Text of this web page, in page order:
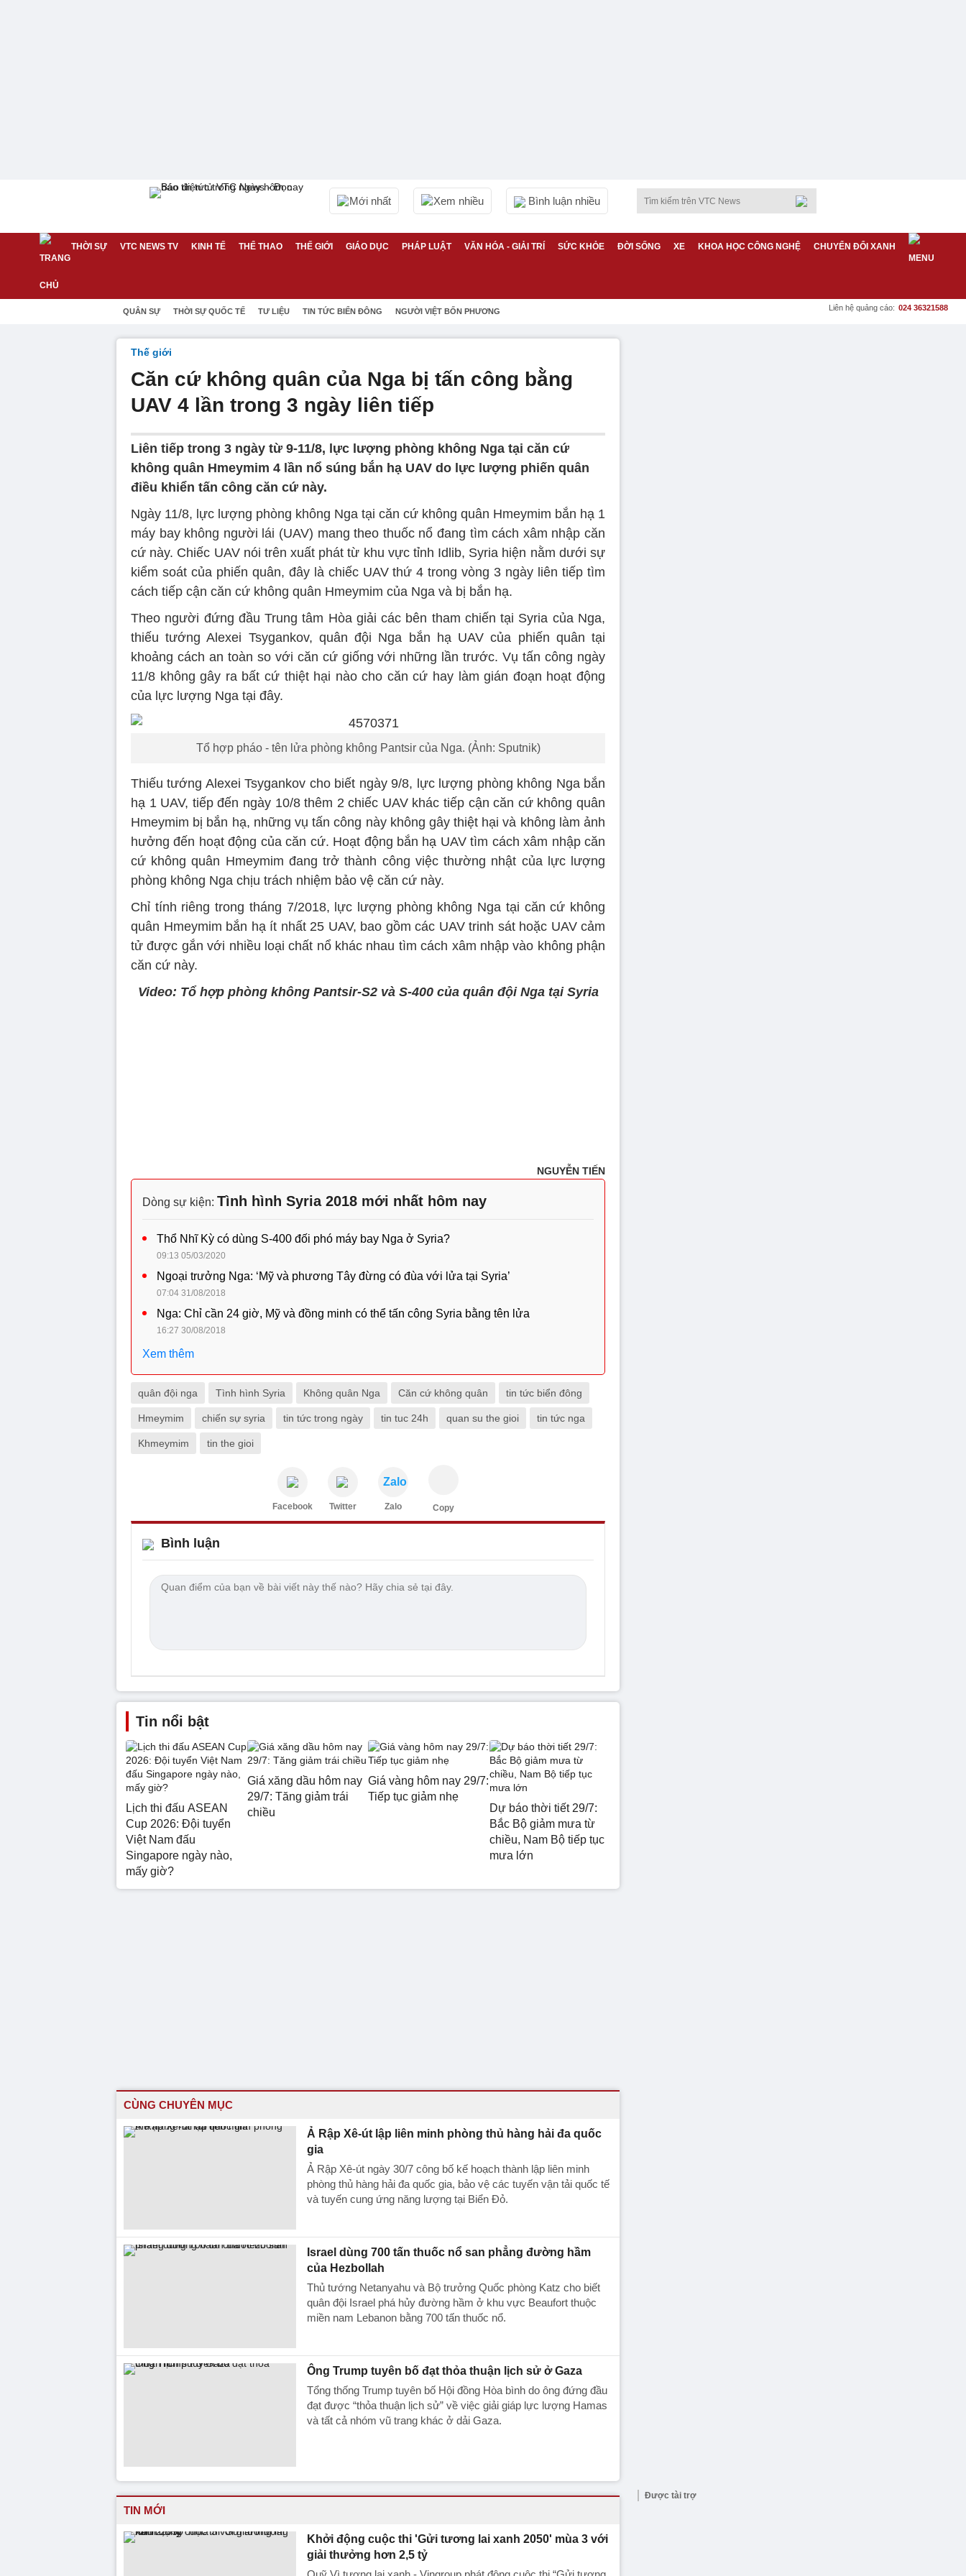
Mới nhất Xem nhiều Bình luận nhiều
THỜI SỰ VTC NEWS TV KINH TẾ THỂ THAO THẾ GIỚI GIÁO DỤC PHÁP LUẬT VĂN HÓA - GIẢI TRÍ SỨC KHỎE ĐỜI SỐNG XE KHOA HỌC CÔNG NGHỆ CHUYỂN ĐỔI XANH
QUÂN SỰ THỜI SỰ QUỐC TẾ TƯ LIỆU TIN TỨC BIỂN ĐÔNG NGƯỜI VIỆT BỐN PHƯƠNG Liên hệ quảng cáo: 024 36321588
Thế giới
Căn cứ không quân của Nga bị tấn công bằng
UAV 4 lần trong 3 ngày liên tiếp
Liên tiếp trong 3 ngày từ 9-11/8, lực lượng phòng không Nga tại căn cứ
không quân Hmeymim 4 lần nổ súng bắn hạ UAV do lực lượng phiến quân
điều khiển tấn công căn cứ này.
Ngày 11/8, lực lượng phòng không Nga tại căn cứ không quân Hmeymim bắn hạ 1
máy bay không người lái (UAV) mang theo thuốc nổ đang tìm cách xâm nhập căn
cứ này. Chiếc UAV nói trên xuất phát từ khu vực tỉnh Idlib, Syria hiện nằm dưới sự
kiểm soát của phiến quân, đây là chiếc UAV thứ 4 trong vòng 3 ngày liên tiếp tìm
cách tiếp cận căn cứ không quân Hmeymim của Nga và bị bắn hạ.
Theo người đứng đầu Trung tâm Hòa giải các bên tham chiến tại Syria của Nga,
thiếu tướng Alexei Tsygankov, quân đội Nga bắn hạ UAV của phiến quân tại
khoảng cách an toàn so với căn cứ giống với những lần trước. Vụ tấn công ngày
11/8 không gây ra bất cứ thiệt hại nào cho căn cứ hay làm gián đoạn hoạt động
của lực lượng Nga tại đây.
Tổ hợp pháo - tên lửa phòng không Pantsir của Nga. (Ảnh: Sputnik)
Thiếu tướng Alexei Tsygankov cho biết ngày 9/8, lực lượng phòng không Nga bắn
hạ 1 UAV, tiếp đến ngày 10/8 thêm 2 chiếc UAV khác tiếp cận căn cứ không quân
Hmeymim bị bắn hạ, những vụ tấn công này không gây thiệt hại và không làm ảnh
hưởng đến hoạt động của căn cứ. Hoạt động bắn hạ UAV tìm cách xâm nhập căn
cứ không quân Hmeymim đang trở thành công việc thường nhật của lực lượng
phòng không Nga chịu trách nhiệm bảo vệ căn cứ này.
Chỉ tính riêng trong tháng 7/2018, lực lượng phòng không Nga tại căn cứ không
quân Hmeymim bắn hạ ít nhất 25 UAV, bao gồm các UAV trinh sát hoặc UAV cảm
tử được gắn với nhiều loại chất nổ khác nhau tìm cách xâm nhập vào không phận
căn cứ này.
Video: Tổ hợp phòng không Pantsir-S2 và S-400 của quân đội Nga tại Syria
NGUYỄN TIẾN
Dòng sự kiện: Tình hình Syria 2018 mới nhất hôm nay
Thổ Nhĩ Kỳ có dùng S-400 đối phó máy bay Nga ở Syria?
09:13 05/03/2020
Ngoại trưởng Nga: ‘Mỹ và phương Tây đừng có đùa với lửa tại Syria’
07:04 31/08/2018
Nga: Chỉ cần 24 giờ, Mỹ và đồng minh có thể tấn công Syria bằng tên lửa
16:27 30/08/2018
Xem thêm
quân đội nga Tình hình Syria Không quân Nga Căn cứ không quân tin tức biển đông
Hmeymim chiến sự syria tin tức trong ngày tin tuc 24h quan su the gioi tin tức nga
Khmeymim tin the gioi
Facebook Twitter
Zalo
Zalo Copy
Bình luận
Tin nổi bật
Lịch thi đấu ASEAN
Cup 2026: Đội tuyển
Việt Nam đấu
Singapore ngày nào,
mấy giờ?
Giá xăng dầu hôm nay
29/7: Tăng giảm trái
chiều
Giá vàng hôm nay 29/7:
Tiếp tục giảm nhẹ
Dự báo thời tiết 29/7:
Bắc Bộ giảm mưa từ
chiều, Nam Bộ tiếp tục
mưa lớn
CÙNG CHUYÊN MỤC
Ả Rập Xê-út lập liên minh phòng thủ hàng hải đa quốc
gia
Ả Rập Xê-út ngày 30/7 công bố kế hoạch thành lập liên minh
phòng thủ hàng hải đa quốc gia, bảo vệ các tuyến vận tải quốc tế
và tuyến cung ứng năng lượng tại Biển Đỏ.
Israel dùng 700 tấn thuốc nổ san phẳng đường hầm
của Hezbollah
Thủ tướng Netanyahu và Bộ trưởng Quốc phòng Katz cho biết
quân đội Israel phá hủy đường hầm ở khu vực Beaufort thuộc
miền nam Lebanon bằng 700 tấn thuốc nổ.
Ông Trump tuyên bố đạt thỏa thuận lịch sử ở Gaza
Tổng thống Trump tuyên bố Hội đồng Hòa bình do ông đứng đầu
đạt được “thỏa thuận lịch sử” về việc giải giáp lực lượng Hamas
và tất cả nhóm vũ trang khác ở dải Gaza.
TIN MỚI
Khởi động cuộc thi 'Gửi tương lai xanh 2050' mùa 3 với
giải thưởng hơn 2,5 tỷ
Được tài trợ